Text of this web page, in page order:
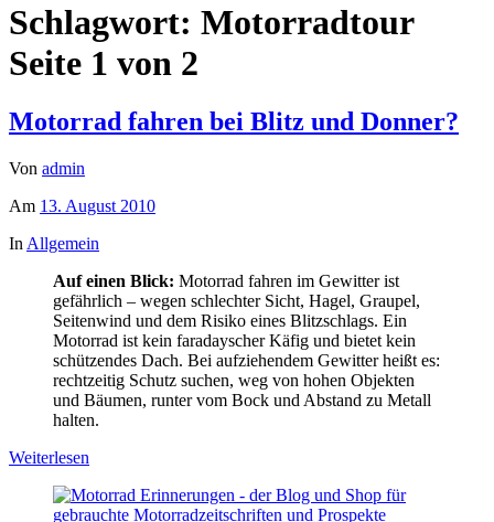
Schlagwort: Motorradtour
Seite 1 von 2
Motorrad fahren bei Blitz und Donner?
Von admin
Am 13. August 2010
In Allgemein
Auf einen Blick: Motorrad fahren im Gewitter ist
gefährlich – wegen schlechter Sicht, Hagel, Graupel,
Seitenwind und dem Risiko eines Blitzschlags. Ein
Motorrad ist kein faradayscher Käfig und bietet kein
schützendes Dach. Bei aufziehendem Gewitter heißt es:
rechtzeitig Schutz suchen, weg von hohen Objekten
und Bäumen, runter vom Bock und Abstand zu Metall
halten.
Weiterlesen